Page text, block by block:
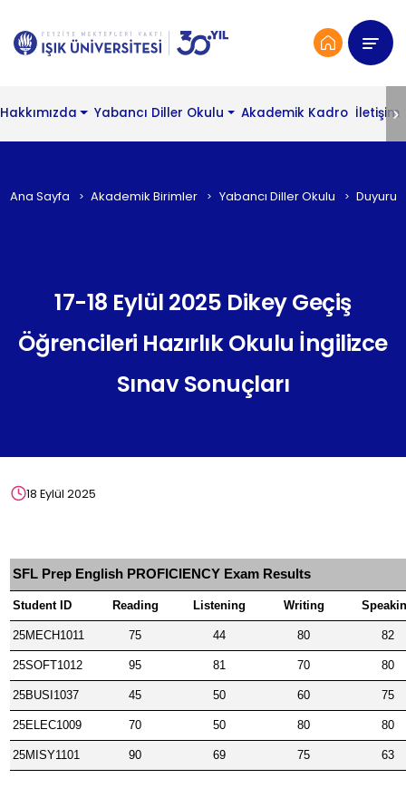
Hakkımızda Yabancı Diller Okulu Akademik Kadro İletişim
Ana Sayfa Akademik Birimler Yabancı Diller Okulu
17-18 Eylül 2025 Dikey Geçiş
Öğrencileri Hazırlık Okulu İngilizce
Sınav Sonuçları
18 Eylül 2025
SFL Prep English PROFICIENCY Exam Results
Student ID Reading Listening Writing
25MECH1011 75 44 80 82
25SOFT1012 95 81 70 80
25BUSI1037 45 50 60 75
25ELEC1009 70 50 80 80
25MISY1101 90 69 75 63